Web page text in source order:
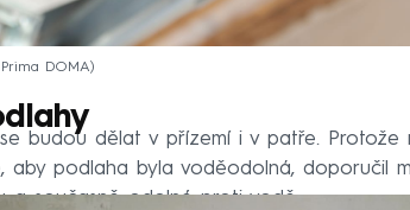
DOMA
budou dělat v přízemí i v patře. Protože
aby podlaha byla voděodolná, doporučil
a současně odolné proti vodě.